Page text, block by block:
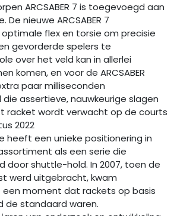
ARCSABER 7 is toegevoegd aan
De nieuwe ARCSABER 7
flex en torsie om precisie
gevorderde spelers te
over het veld kan in allerlei
komen, en voor de ARCSABER
paar milliseconden
assertieve, nauwkeurige slagen
racket wordt verwacht op de courts
2022
heeft een unieke positionering in
als een serie die
door shuttle-hold. In 2007, toen de
werd uitgebracht, kwam
een moment dat rackets op basis
de standaard waren.